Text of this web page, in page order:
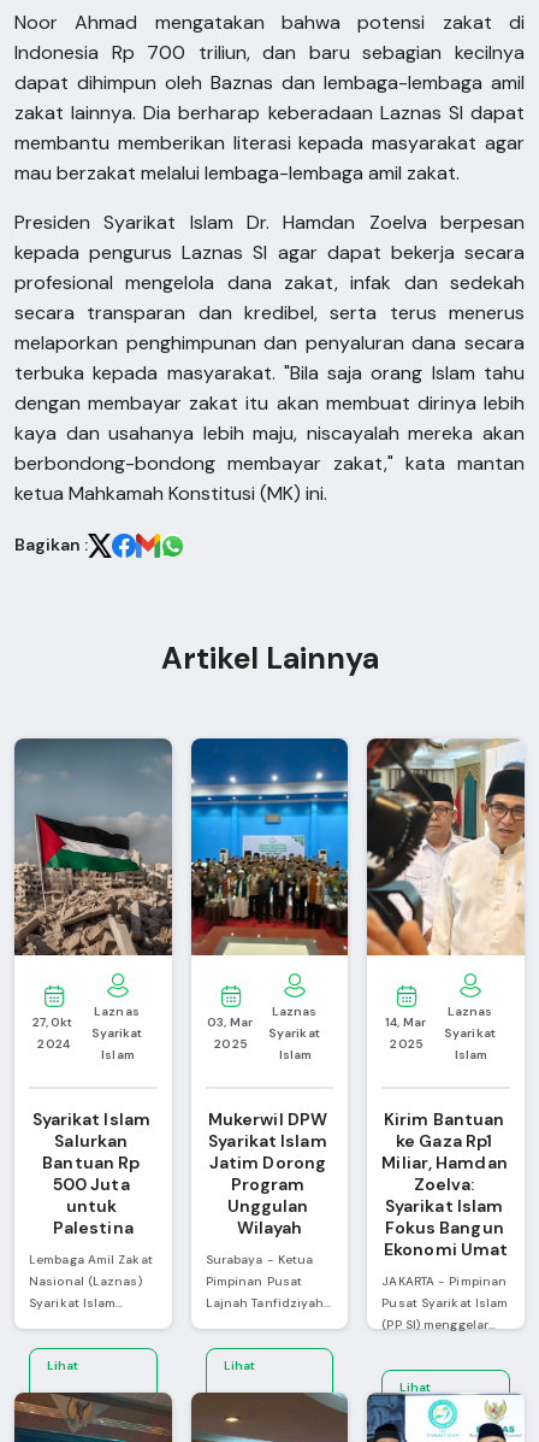
Noor Ahmad mengatakan bahwa potensi zakat di
Indonesia Rp 700 triliun, dan baru sebagian kecilnya
dapat dihimpun oleh Baznas dan lembaga-lembaga amil
zakat lainnya. Dia berharap keberadaan Laznas SI dapat
membantu memberikan literasi kepada masyarakat agar
mau berzakat melalui lembaga-lembaga amil zakat.
Presiden Syarikat Islam Dr. Hamdan Zoelva berpesan
kepada pengurus Laznas SI agar dapat bekerja secara
profesional mengelola dana zakat, infak dan sedekah
secara transparan dan kredibel, serta terus menerus
melaporkan penghimpunan dan penyaluran dana secara
terbuka kepada masyarakat. "Bila saja orang Islam tahu
dengan membayar zakat itu akan membuat dirinya lebih
kaya dan usahanya lebih maju, niscayalah mereka akan
berbondong-bondong membayar zakat," kata mantan
ketua Mahkamah Konstitusi (MK) ini.
Bagikan :
Artikel Lainnya
27, Okt
2024
Laznas
Syarikat
Islam
Syarikat Islam
Salurkan
Bantuan Rp
500 Juta
untuk
Palestina
Lembaga Amil Zakat
Nasional (Laznas)
Syarikat Islam
kemanusiaan untuk
Palestina sebesar
Rp500 juta lewat
Badan Amil Zakat
Nasional (Baznas)
Lihat
Selengkapnya
03, Mar
2025
Laznas
Syarikat
Islam
Mukerwil DPW
Syarikat Islam
Jatim Dorong
Program
Unggulan
Wilayah
Surabaya - Ketua
Pimpinan Pusat
Lajnah Tanfidziyah
Abdul Wahab
Suneth, secara
resmi membuka
Wilayah (MUKERWIL)
Lihat
Selengkapnya
14, Mar
2025
Laznas
Syarikat
Islam
Kirim Bantuan
ke Gaza Rp1
Miliar, Hamdan
Zoelva:
Syarikat Islam
Fokus Bangun
Ekonomi Umat
JAKARTA - Pimpinan
Pusat Syarikat Islam
(PP SI) menggelar
Kebangsaan dan
acara Iftar Jama'i
atau berbuka puasa
bersama kaum
Lihat
Selengkapnya